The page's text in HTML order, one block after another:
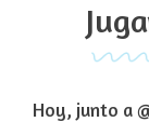
Hoy, junto a